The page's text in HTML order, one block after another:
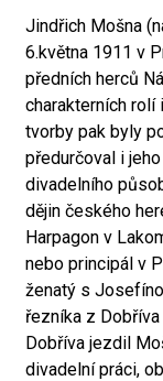
Jindřich Mošna
6.května 1911 v
předních herců
charakterních rolí
tvorby pak byly
předurčoval i
divadelního
dějin českého
Harpagon v
nebo principál v
ženatý s
řezníka z
Dobříva jezdil
divadelní práci,